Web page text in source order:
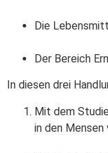
Die
Der Bereich
In diesen drei
Mit dem
in den